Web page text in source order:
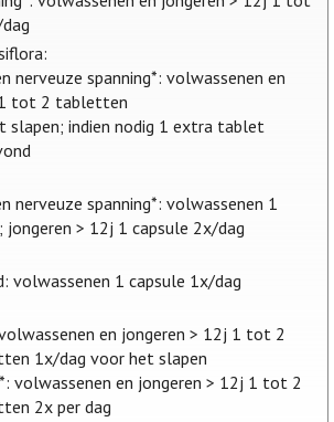
nerveuze spanning*: volwassenen en
tot 2 tabletten
slapen; indien nodig 1 extra tablet
nerveuze spanning*: volwassenen 1
jongeren > 12j 1 capsule 2x/dag
volwassenen 1 capsule 1x/dag
en jongeren > 12j 1 tot 2
1x/dag voor het slapen
volwassenen en jongeren > 12j 1 tot 2
2x per dag